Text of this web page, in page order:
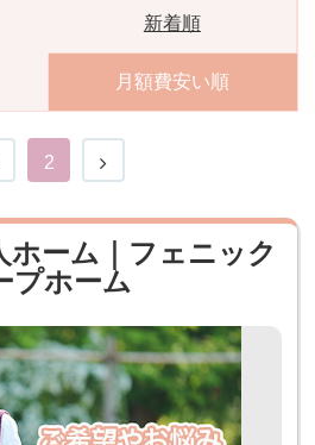
施設関係者の方へ
新着順
月額費安い順
2
ホーム｜フェニック
プホーム